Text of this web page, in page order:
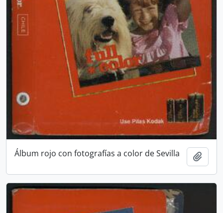
Álbum rojo con fotografías a color de Sevilla